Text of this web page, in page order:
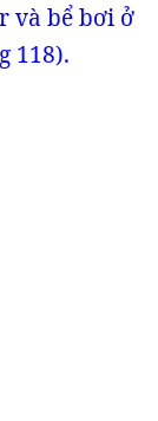
và bể bơi ở
118).